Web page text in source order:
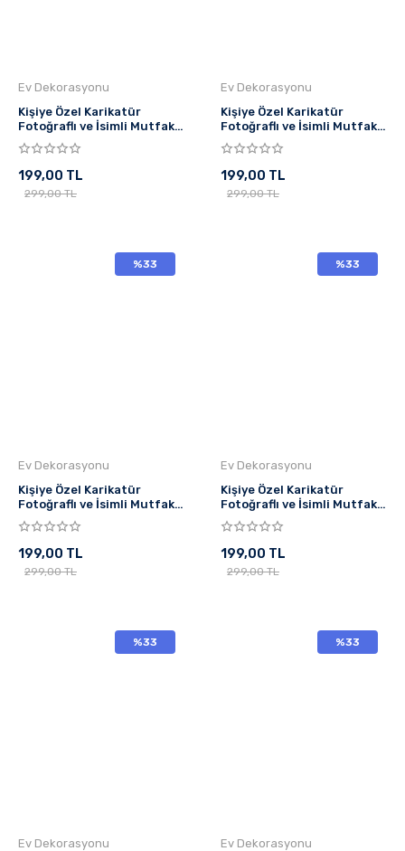
Ev Dekorasyonu
Kişiye Özel Karikatür
Fotoğraflı ve İsimli Mutfak
Önlüğü Kahve Tatlı Aşkı
199,00 TL
299,00 TL
Ev Dekorasyonu
Kişiye Özel Karikatür
Fotoğraflı ve İsimli Mutfak
Önlüğü Chef Tasarımlı 2
199,00 TL
299,00 TL
%33
Ev Dekorasyonu
Kişiye Özel Karikatür
Fotoğraflı ve İsimli Mutfak
Önlüğü Chef Tasarımlı 1
199,00 TL
299,00 TL
%33
Ev Dekorasyonu
Kişiye Özel Karikatür
Fotoğraflı ve İsimli Mutfak
Önlüğü Steak
199,00 TL
299,00 TL
%33
Ev Dekorasyonu
%33
Ev Dekorasyonu